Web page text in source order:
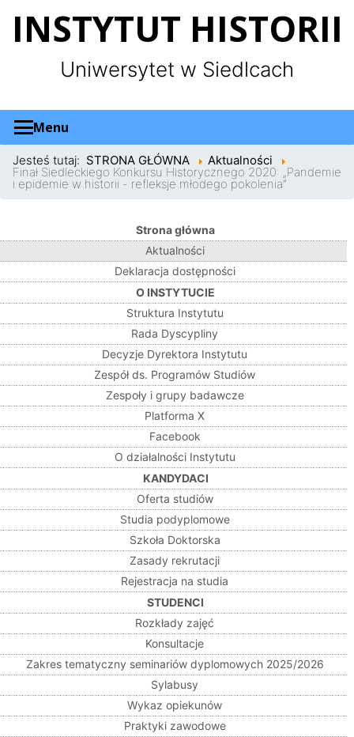
INSTYTUT HISTORII
Uniwersytet w Siedlcach
Menu
Jesteś tutaj: STRONA GŁÓWNA Aktualności
Finał Siedleckiego Konkursu Historycznego 2020: „Pandemie
i epidemie w historii - refleksje młodego pokolenia”
Strona główna
Aktualności
Deklaracja dostępności
O INSTYTUCIE
Struktura Instytutu
Rada Dyscypliny
Decyzje Dyrektora Instytutu
Zespół ds. Programów Studiów
Zespoły i grupy badawcze
Platforma X
Facebook
O działalności Instytutu
KANDYDACI
Oferta studiów
Studia podyplomowe
Szkoła Doktorska
Zasady rekrutacji
Rejestracja na studia
STUDENCI
Rozkłady zajęć
Konsultacje
Zakres tematyczny seminariów dyplomowych 2025/2026
Sylabusy
Wykaz opiekunów
Praktyki zawodowe